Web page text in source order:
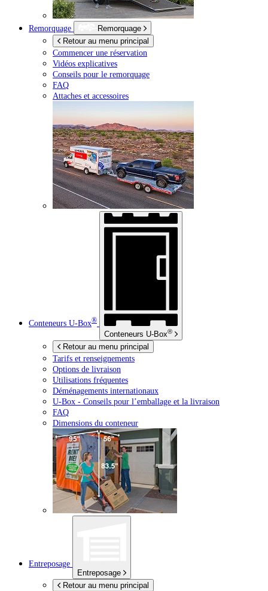
Remorquage
Remorquage
Retour au menu principal
Commencer une réservation
Vidéos explicatives
Conseils pour le remorquage
FAQ
Attaches et accessoires
Conteneurs U-Box®
Conteneurs U-Box®
Retour au menu principal
Tarifs et renseignements
Options de livraison
Utilisations fréquentes
Déménagements internationaux
U-Box - Conseils pour l’emballage et la livraison
FAQ
Dimensions du conteneur
Entreposage
Entreposage
Retour au menu principal